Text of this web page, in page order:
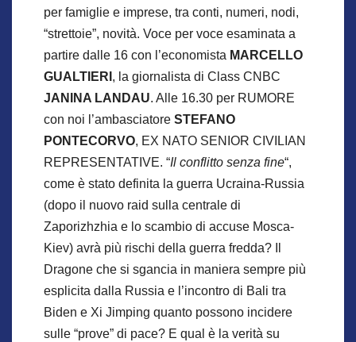
per famiglie e imprese, tra conti, numeri, nodi,
“strettoie”, novità. Voce per voce esaminata a
partire dalle 16 con l’economista MARCELLO
GUALTIERI , la giornalista di Class CNBC
JANINA LANDAU. Alle 16.30 per RUMORE
con noi l’ambasciatore STEFANO
PONTECORVO, EX NATO SENIOR CIVILIAN
REPRESENTATIVE. “Il conflitto senza fine“,
come è stato definita la guerra Ucraina-Russia
(dopo il nuovo raid sulla centrale di
Zaporizhzhia e lo scambio di accuse Mosca-
Kiev) avrà più rischi della guerra fredda? Il
Dragone che si sgancia in maniera sempre più
esplicita dalla Russia e l’incontro di Bali tra
Biden e Xi Jimping quanto possono incidere
sulle “prove” di pace? E qual è la verità su